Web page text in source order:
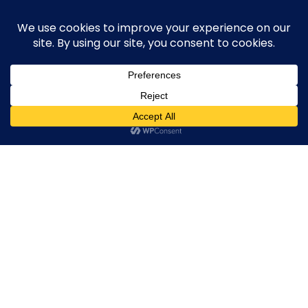
content
execute-stylife.com
upload it including a road bike of l1stylish and
other hobbies
O
O
E
20180527_031207778_iOS
20180527_031207778_iOS
l1stylish20180527_031207778_iOS
0 Comments